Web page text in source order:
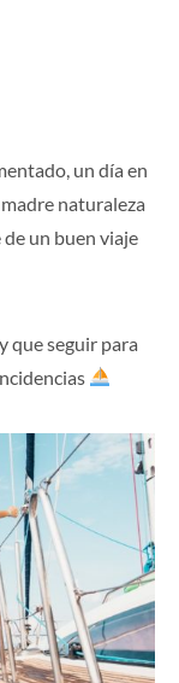
un día en
madre naturaleza
de un buen viaje
que seguir para